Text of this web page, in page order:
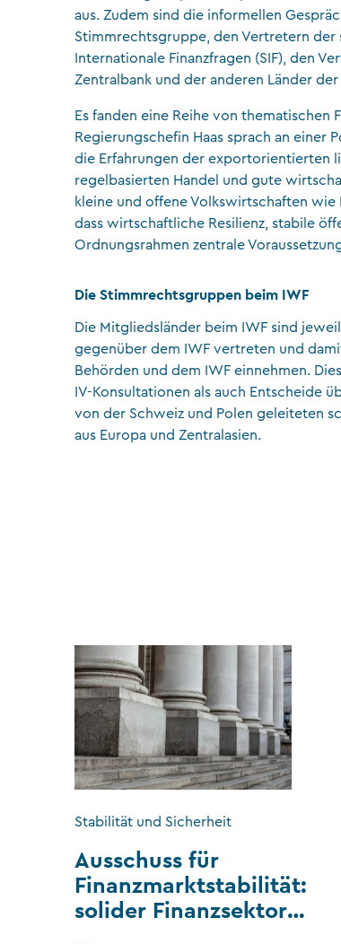
aus. Zudem sind die informellen
Stimmrechtsgruppe, den Vertretern der
Internationale Finanzfragen (SIF), den
Zentralbank und der anderen Länder
Es fanden eine Reihe von
Regierungschefin Haas sprach an einer
die Erfahrungen der exportorientierten
regelbasierten Handel und gute
kleine und offene Volkswirtschaften wie
dass wirtschaftliche Resilienz, stabile
Ordnungsrahmen zentrale
Die Stimmrechtsgruppen beim IWF
Die Mitgliedsländer beim IWF sind
gegenüber dem IWF vertreten und
Behörden und dem IWF einnehmen.
IV-Konsultationen als auch Entscheide
von der Schweiz und Polen geleiteten
aus Europa und Zentralasien.
Stabilität und Sicherheit
Ausschuss für
Finanzmarktstabilität:
solider Finanzsektor